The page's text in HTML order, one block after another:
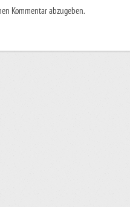
Kommentar abzugeben.